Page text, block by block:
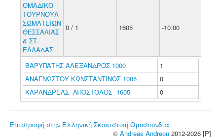
ΟΜΑΔΙΚΟ
ΤΟΥΡΝΟΥΑ
ΣΩΜΑΤΕΙΩΝ
ΘΕΣΣΑΛΙΑΣ
& ΣΤ.
ΕΛΛΑΔΑΣ
0 / 1 1605 -10.00
ΒΑΡΥΠΑΤΗΣ ΑΛΕΞΑΝΔΡΟΣ 1000
1
ΑΝΑΓΝΩΣΤΟΥ ΚΩΝΣΤΑΝΤΙΝΟΣ 1005
0
ΚΑΡΑΝΔΡΕΑΣ ΑΠΟΣΤΟΛΟΣ 1605
0
Επιστροφή στην Ελληνική Σκακιστική Ομοσπονδία
© Andreas Andreou 2012-2026 [P]